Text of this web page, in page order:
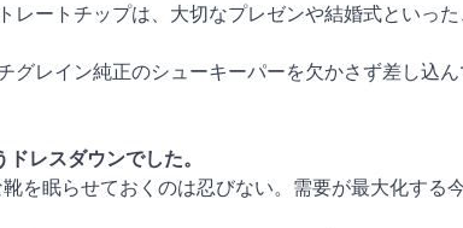
レートチップは、大切なプレゼンや結婚式といっ
グレイン純正のシューキーパーを欠かさず差し込
レスダウンでした。
を眠らせておくのは忍びない。需要が最大化する